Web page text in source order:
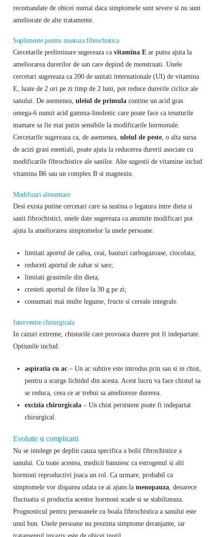
recomandate de obicei numai daca simptomele sunt severe si nu sunt
ameliorate de alte tratamente.
Suplimente pentru mastoza fibrochistica
Cercetarile preliminare sugereaza cavitamina Ear putea ajuta la
ameliorarea durerilor de san care depind de menstruati. Unele
cercetari sugereaza ca 200 de unitati internationale (UI) de vitamina
E, luate de 2 ori pe zi timp de 2 luni, pot reduce durerile ciclice ale
sanului. De asemenea, uleiul de primulacontine un acid gras
omega-6 numit acid gamma-linolenic care poate face ca tesuturile
mamare sa fie mai putin sensibile la modificarile hormonale.
Cercetarile sugereaza ca, de asemenea, uleiul de peste, o alta sursa
de acizi grasi esentiali, poate ajuta la reducerea durerii asociate cu
modificarile fibrochistice ale sanilor. Alte sugestii de vitamine includ
vitamina B6 sau un complex B si magneziu.
Modificari alimentare
Desi exista putine cercetari care sa sustina o legatura intre dieta si
sanii fibrochistici, unele date sugereaza ca anumite modificari pot
ajuta la ameliorarea simptomelor la unele persoane:
limitati aportul de cafea, ceai, bauturi carbogazoase, ciocolata;
reduceti aportul de zahar si sare;
limitati grasimile din dieta;
cresteti aportul de fibre la 30 g pe zi;
consumati mai multe legume, fructe si cereale integrale.
Interventie chirurgicala
In cazuri extreme, chisturile care provoaca durere pot fi indepartate.
Optiunile includ:
aspiratia cu ac– Un ac subtire este introdus prin san si in chist,
pentru a scurge lichidul din acesta. Acest lucru va face chistul sa
se reduca, ceea ce ar trebui sa amelioreze durerea.
excizia chirurgicala– Un chist persistent poate fi indepartat
chirurgical.
Evolutie si complicatii
Nu se intelege pe deplin cauza specifica a bolii fibrochistice a
sanului. Cu toate acestea, medicii banuiesc ca estrogenul si alti
hormoni reproductivi joaca un rol. Ca urmare, probabil ca
simptomele vor disparea odata ce ai ajuns la menopauza, deoarece
fluctuatia si productia acestor hormoni scade si se stabilizeaza.
Prognosticul pentru persoanele cu boala fibrochistica a sanului este
unul bun. Unele persoane nu prezinta simptome deranjante, iar